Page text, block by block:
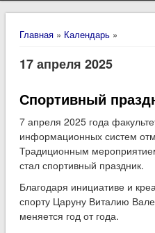
Вы здесь
Главная» Календарь»
17 апреля 2025
Спортивный
7 апреля 2025 года
информационных систем
Традиционным
стал спортивный праздник.
Благодаря инициативе и
спорту Царуну Виталию
меняется год от года.